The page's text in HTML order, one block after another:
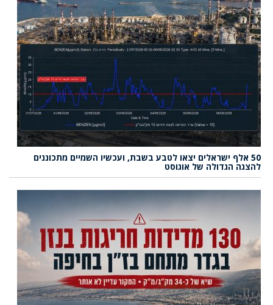
50 אלף ישראלים יצאו לטבע בשבת, ועכשיו השמיים מתכוננים
להצגה הגדולה של אוגוסט